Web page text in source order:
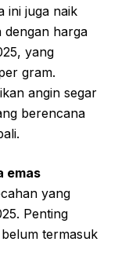
ini juga naik
dengan harga
yang
gram.
angin segar
berencana
emas
yang
Penting
termasuk